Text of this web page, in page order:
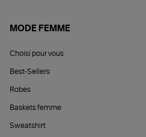
MODE FEMME
Choisi pour vous
Best-Sellers
Robes
Baskets femme
Sweatshirt